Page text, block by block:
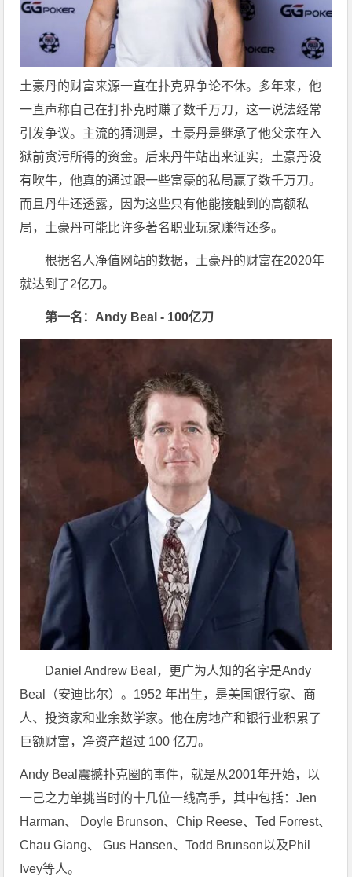
土豪丹的财富来源一直在扑克界争论不休。多年来，他
一直声称自己在打扑克时赚了数千万刀，这一说法经常
引发争议。主流的猜测是，土豪丹是继承了他父亲在入
狱前贪污所得的资金。后来丹牛站出来证实，土豪丹没
有吹牛，他真的通过跟一些富豪的私局赢了数千万刀。
而且丹牛还透露，因为这些只有他能接触到的高额私
局，土豪丹可能比许多著名职业玩家赚得还多。
根据名人净值网站的数据，土豪丹的财富在2020年
就达到了2亿刀。
第一名：Andy Beal - 100亿刀
Daniel Andrew Beal，更广为人知的名字是Andy
Beal（安迪比尔）。1952 年出生，是美国银行家、商
人、投资家和业余数学家。他在房地产和银行业积累了
巨额财富，净资产超过 100 亿刀。
Andy Beal震撼扑克圈的事件，就是从2001年开始，以
一己之力单挑当时的十几位一线高手，其中包括：Jen
Harman、 Doyle Brunson、Chip Reese、Ted Forrest、
Chau Giang、 Gus Hansen、Todd Brunson以及Phil
Ivey等人。